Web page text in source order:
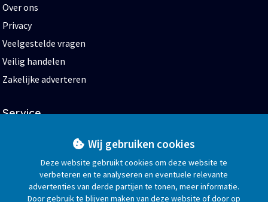
Over ons
Privacy
Veelgestelde vragen
Veilig handelen
Zakelijke adverteren
Service
Help en contact
Bedrijvengids
Wij gebruiken cookies
Deze website gebruikt cookies om deze website te
verbeteren en te analyseren en eventuele relevante
advertenties van derde partijen te tonen, meer informatie.
Door gebruik te blijven maken van deze website of door op